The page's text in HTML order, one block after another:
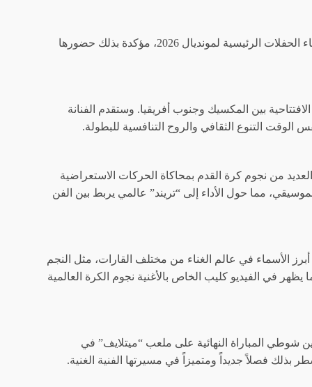
أعلن الاتحاد الدولي لكرة القدم (فيفا) بشكل رسمي عن اختيار النجمة الكولومبية شاكيرا لتنظيم وإحياء الحفلات الرئيسية لمونديال 2026، مؤكدة بذلك حضورها
المكسيكية قبل 90 دقيقة من انطلاق المباراة الافتتاحية بين المكسيك وجنوب أفريقيا. وستقدم الفنانة
الوقت التنوع الثقافي والروح التنافسية للبطولة.
من نجوم كرة القدم بمحاكاة الحركات الاستعراضية
مما حول الأداء إلى “تريند” عالمي يربط بين الفن
الأسماء في عالم الغناء من مختلف القارات، مثل النجم
في الفيديو كليب الخاص بالأغنية نجوم الكرة العالمية
شوطي المباراة النهائية على ملعب “ميتلايف” في
بذلك فصلاً جديداً ومتميزاً في مسيرتها الفنية الغنية.